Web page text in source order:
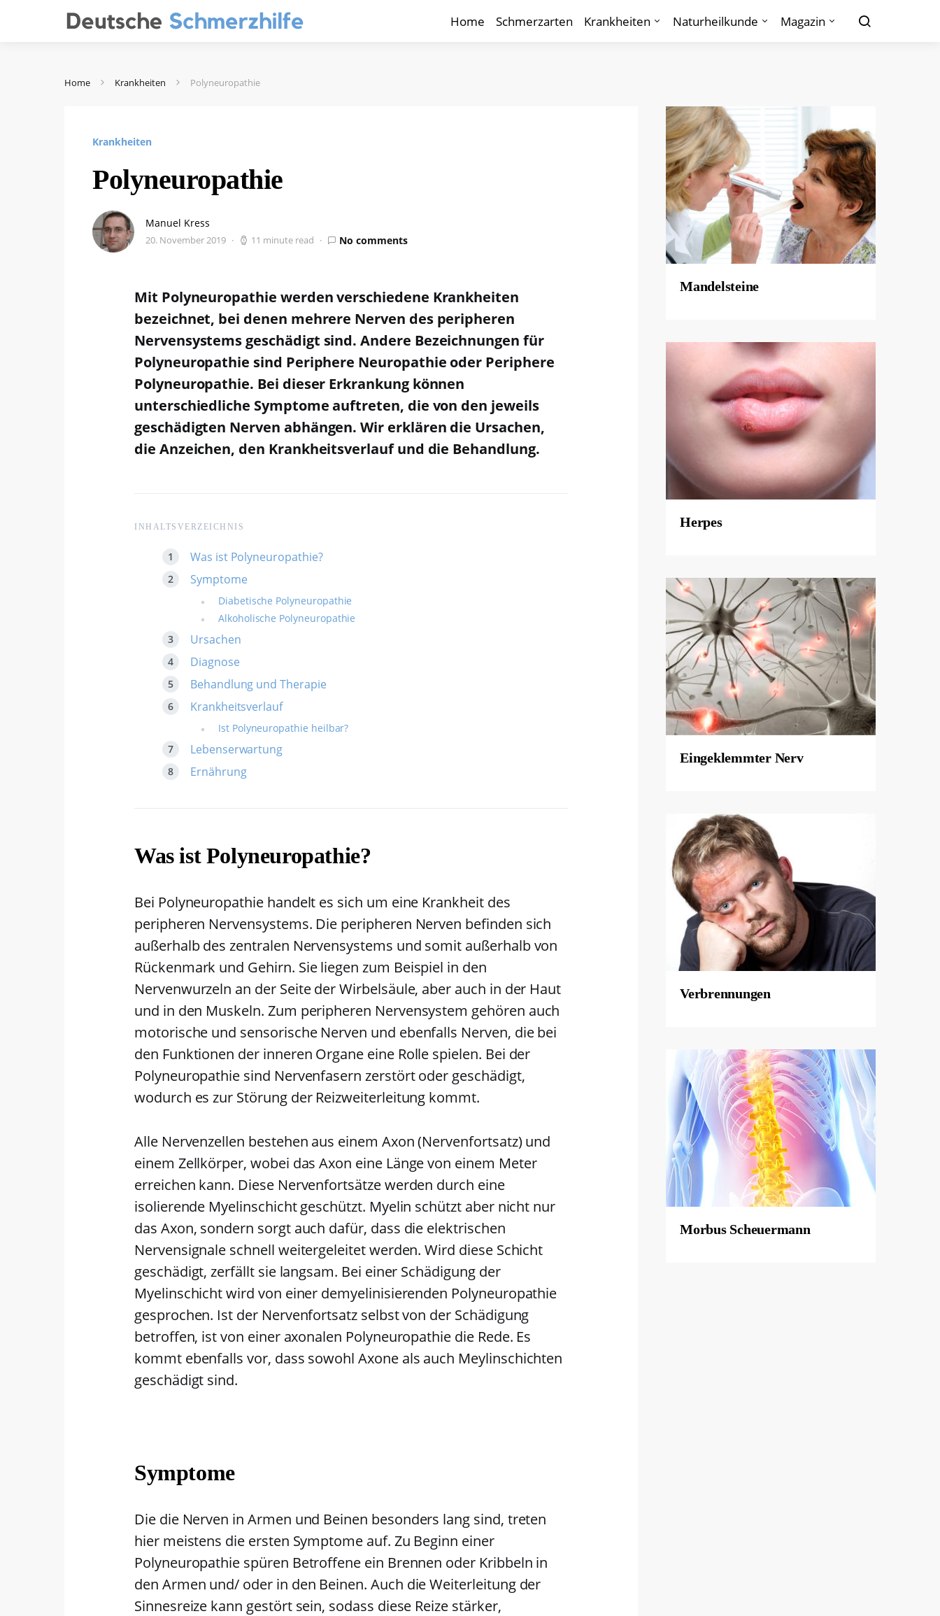
Home Schmerzarten Krankheiten Naturheilkunde Magazin
Home Krankheiten Polyneuropathie
Krankheiten
Polyneuropathie
Manuel Kress
20. November 2019 11 minute read No comments
Mit Polyneuropathie werden verschiedene Krankheiten
bezeichnet, bei denen mehrere Nerven des peripheren
Nervensystems geschädigt sind. Andere Bezeichnungen für
Polyneuropathie sind Periphere Neuropathie oder Periphere
Polyneuropathie. Bei dieser Erkrankung können
unterschiedliche Symptome auftreten, die von den jeweils
geschädigten Nerven abhängen. Wir erklären die Ursachen,
die Anzeichen, den Krankheitsverlauf und die Behandlung.
INHALTSVERZEICHNIS
Was ist Polyneuropathie?
Symptome
Diabetische Polyneuropathie
Alkoholische Polyneuropathie
Ursachen
Diagnose
Behandlung und Therapie
Krankheitsverlauf
Ist Polyneuropathie heilbar?
Lebenserwartung
Ernährung
Was ist Polyneuropathie?
Bei Polyneuropathie handelt es sich um eine Krankheit des
peripheren Nervensystems. Die peripheren Nerven befinden sich
außerhalb des zentralen Nervensystems und somit außerhalb von
Rückenmark und Gehirn. Sie liegen zum Beispiel in den
Nervenwurzeln an der Seite der Wirbelsäule, aber auch in der Haut
und in den Muskeln. Zum peripheren Nervensystem gehören auch
motorische und sensorische Nerven und ebenfalls Nerven, die bei
den Funktionen der inneren Organe eine Rolle spielen. Bei der
Polyneuropathie sind Nervenfasern zerstört oder geschädigt,
wodurch es zur Störung der Reizweiterleitung kommt.
Alle Nervenzellen bestehen aus einem Axon (Nervenfortsatz) und
einem Zellkörper, wobei das Axon eine Länge von einem Meter
erreichen kann. Diese Nervenfortsätze werden durch eine
isolierende Myelinschicht geschützt. Myelin schützt aber nicht nur
das Axon, sondern sorgt auch dafür, dass die elektrischen
Nervensignale schnell weitergeleitet werden. Wird diese Schicht
geschädigt, zerfällt sie langsam. Bei einer Schädigung der
Myelinschicht wird von einer demyelinisierenden Polyneuropathie
gesprochen. Ist der Nervenfortsatz selbst von der Schädigung
betroffen, ist von einer axonalen Polyneuropathie die Rede. Es
kommt ebenfalls vor, dass sowohl Axone als auch Meylinschichten
geschädigt sind.
Symptome
Die die Nerven in Armen und Beinen besonders lang sind, treten
hier meistens die ersten Symptome auf. Zu Beginn einer
Polyneuropathie spüren Betroffene ein Brennen oder Kribbeln in
den Armen und/ oder in den Beinen. Auch die Weiterleitung der
Sinnesreize kann gestört sein, sodass diese Reize stärker,
Mandelsteine
Herpes
Eingeklemmter Nerv
Verbrennungen
Morbus Scheuermann